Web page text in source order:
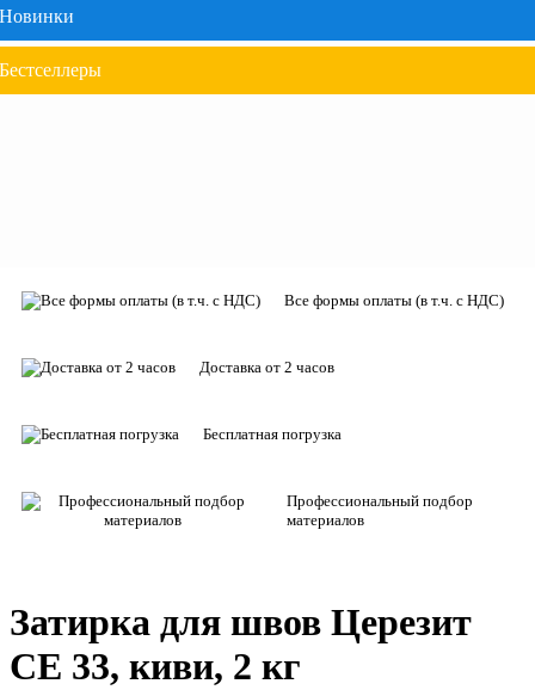
Новинки
Бестселлеры
Все формы оплаты (в т.ч. с НДС)
Доставка от 2 часов
Бесплатная погрузка
Профессиональный подбор
материалов
Затирка для швов Церезит
СЕ 33, киви, 2 кг